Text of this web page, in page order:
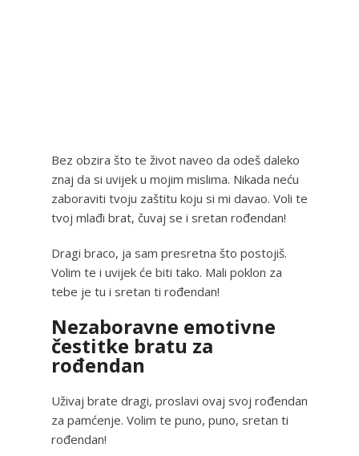
Bez obzira što te život naveo da odeš daleko
znaj da si uvijek u mojim mislima. Nikada neću
zaboraviti tvoju zaštitu koju si mi davao. Voli te
tvoj mlađi brat, čuvaj se i sretan rođendan!
Dragi braco, ja sam presretna što postojiš.
Volim te i uvijek će biti tako. Mali poklon za
tebe je tu i sretan ti rođendan!
Nezaboravne emotivne
čestitke bratu za
rođendan
Uživaj brate dragi, proslavi ovaj svoj rođendan
za pamćenje. Volim te puno, puno, sretan ti
rođendan!